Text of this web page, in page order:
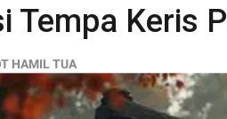
Tempa Keris
HAMIL TUA